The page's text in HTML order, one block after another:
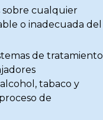
sobre cualquier
o inadecuada del
de tratamiento
tabaco y
de